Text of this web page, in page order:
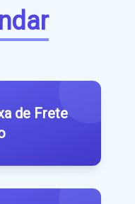
de Frete